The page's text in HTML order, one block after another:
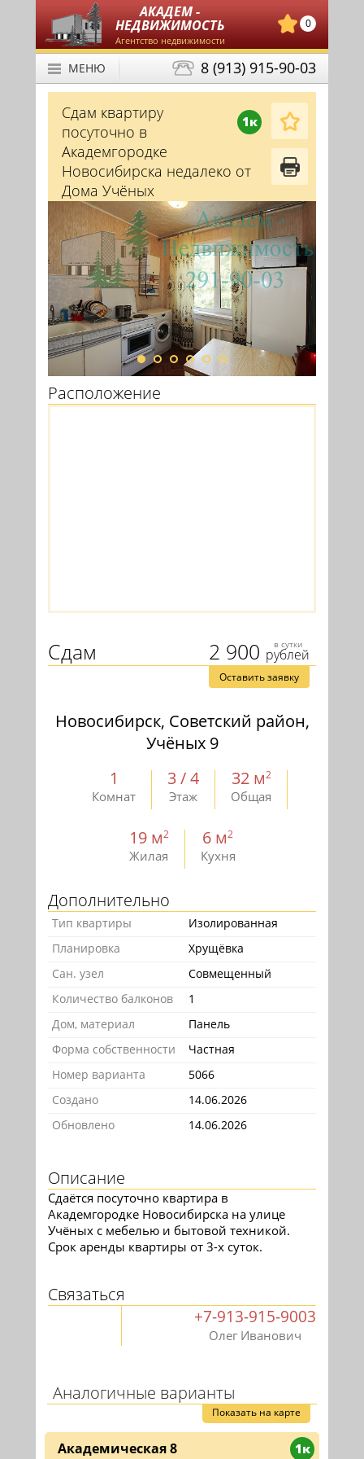
АКАДЕМ -
НЕДВИЖИМОСТЬ
Агентство недвижимости
0
8 (913) 915-90-03
МЕНЮ
1к
Сдам квартиру
посуточно в
Академгородке
Новосибирска недалеко от
Дома Учёных
Расположение
2 900 в сутки
рублей
Сдам
Оставить заявку
Новосибирск, Советский район,
Учёных 9
1
Комнат
3 / 4
Этаж
32 м2
Общая
19 м2
Жилая
6 м2
Кухня
Дополнительно
Тип квартиры
Изолированная
Планировка
Хрущёвка
Сан. узел
Совмещенный
Количество балконов
1
Дом, материал
Панель
Форма собственности
Частная
Номер варианта
5066
Создано
14.06.2026
Обновлено
14.06.2026
Описание
Сдаётся посуточно квартира в
Академгородке Новосибирска на улице
Учёных с мебелью и бытовой техникой.
Срок аренды квартиры от 3-х суток.
Связаться
+7-913-915-9003
Олег Иванович
Аналогичные варианты
Показать на карте
1к
Академическая 8